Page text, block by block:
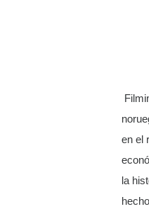
en el
la